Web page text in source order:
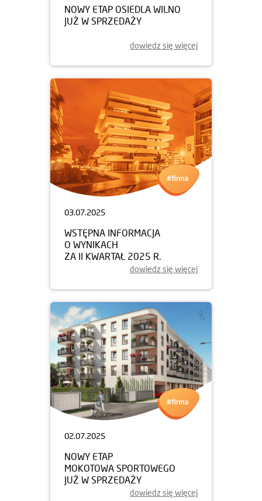
NOWY ETAP OSIEDLA WILNO
JUŻ W SPRZEDAŻY
dowiedz się więcej
03.07.2025
WSTĘPNA INFORMACJA
O WYNIKACH
ZA II KWARTAŁ 2025 R.
dowiedz się więcej
02.07.2025
NOWY ETAP
MOKOTOWA SPORTOWEGO
JUŻ W SPRZEDAŻY
dowiedz się więcej